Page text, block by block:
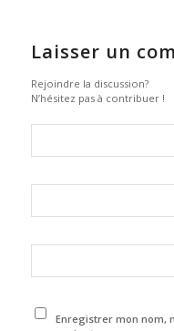
Laisser un
Rejoindre la discussion?
N’hésitez pas à contribuer !
Enregistrer mon nom,